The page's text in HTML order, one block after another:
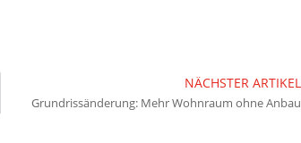
NÄCHSTER ARTIKEL
Grundrissänderung: Mehr Wohnraum ohne Anbau